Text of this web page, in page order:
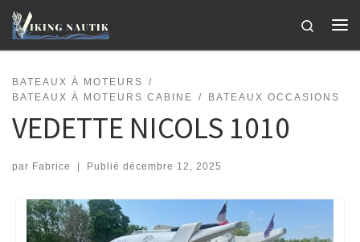
Passer au contenu
Search
BATEAUX À MOTEURS
BATEAUX À MOTEURS CABINE
BATEAUX OCCASIONS
VEDETTE NICOLS 1010
par Fabrice | Publié décembre 12, 2025